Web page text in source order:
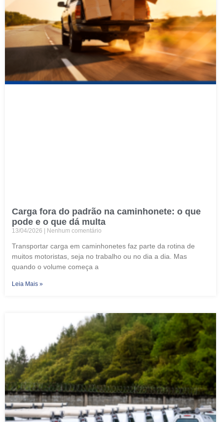
Carga fora do padrão na caminhonete: o que
pode e o que dá multa
13/04/2026 Nenhum comentário
Transportar carga em caminhonetes faz parte da rotina de
muitos motoristas, seja no trabalho ou no dia a dia. Mas
quando o volume começa a
Leia Mais »